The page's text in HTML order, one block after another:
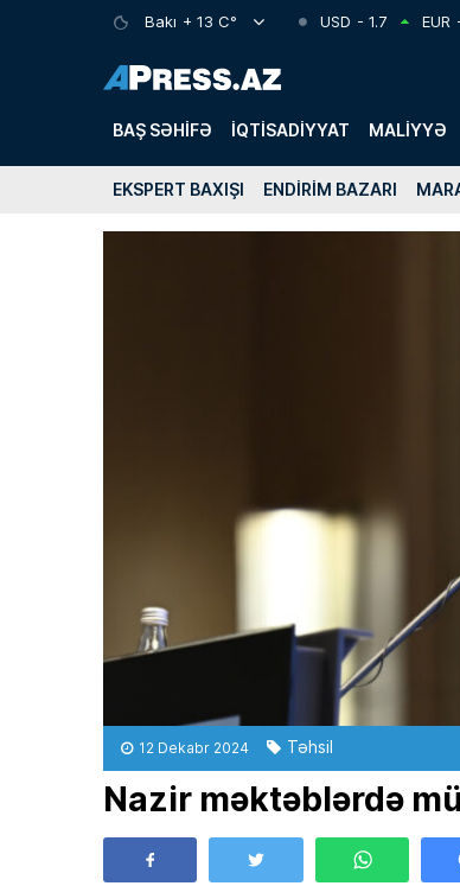
Bakı + 13 C° USD - 1.7 EUR
BAŞ SƏHIFƏ İQTISADIYYAT MALIYYƏ
EKSPERT BAXIŞI ENDIRIM BAZARI
12 Dekabr 2024 Təhsil
Nazir məktəblərdə